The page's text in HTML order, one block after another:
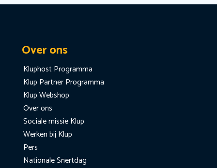
Over ons
Kluphost Programma
Klup Partner Programma
Klup Webshop
Over ons
Sociale missie Klup
Werken bij Klup
Pers
Nationale Snertdag